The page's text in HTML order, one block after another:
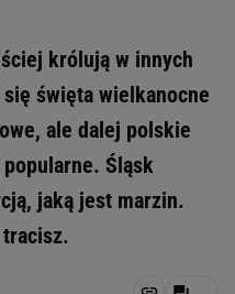
królują w innych
święta wielkanocne
ale dalej polskie
Śląsk
jaką jest marzin.
tracisz.